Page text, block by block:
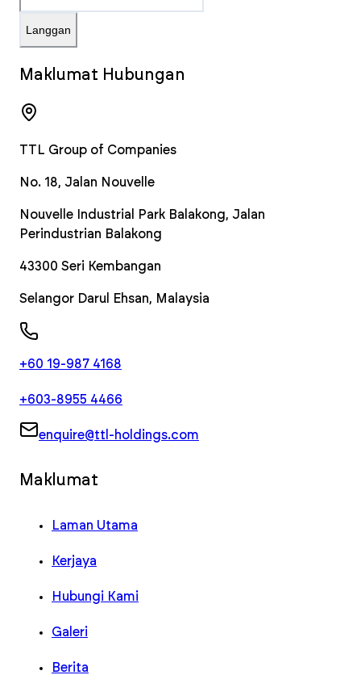
Langgan
Maklumat Hubungan
TTL Group of Companies
No. 18, Jalan Nouvelle
Nouvelle Industrial Park Balakong, Jalan
Perindustrian Balakong
43300 Seri Kembangan
Selangor Darul Ehsan, Malaysia
+60 19-987 4168
+603-8955 4466
enquire@ttl-holdings.com
Maklumat
Laman Utama
Kerjaya
Hubungi Kami
Galeri
Berita